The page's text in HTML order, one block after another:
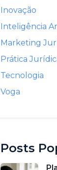
Inovação
Inteligência
Marketing
Prática
Tecnologia
Voga
Posts